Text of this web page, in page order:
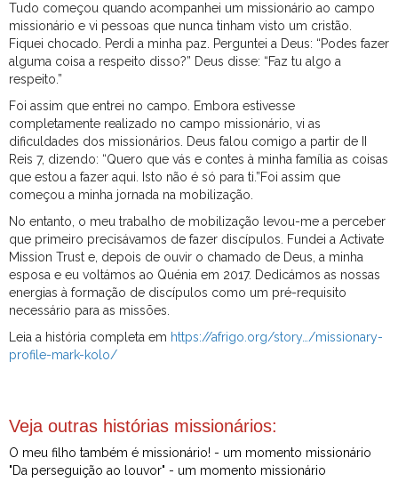
Tudo começou quando acompanhei um missionário ao campo
missionário e vi pessoas que nunca tinham visto um cristão.
Fiquei chocado. Perdi a minha paz. Perguntei a Deus: “Podes fazer
alguma coisa a respeito disso?” Deus disse: “Faz tu algo a
respeito.”
Foi assim que entrei no campo. Embora estivesse
completamente realizado no campo missionário, vi as
dificuldades dos missionários. Deus falou comigo a partir de II
Reis 7, dizendo: “Quero que vás e contes à minha família as coisas
que estou a fazer aqui. Isto não é só para ti.”Foi assim que
começou a minha jornada na mobilização.
No entanto, o meu trabalho de mobilização levou-me a perceber
que primeiro precisávamos de fazer discípulos. Fundei a Activate
Mission Trust e, depois de ouvir o chamado de Deus, a minha
esposa e eu voltámos ao Quénia em 2017. Dedicámos as nossas
energias à formação de discípulos como um pré-requisito
necessário para as missões.
Leia a história completa em https://afrigo.org/story…/missionary-
profile-mark-kolo/
Veja outras histórias missionários:
O meu filho também é missionário! - um momento missionário
"Da perseguição ao louvor" - um momento missionário